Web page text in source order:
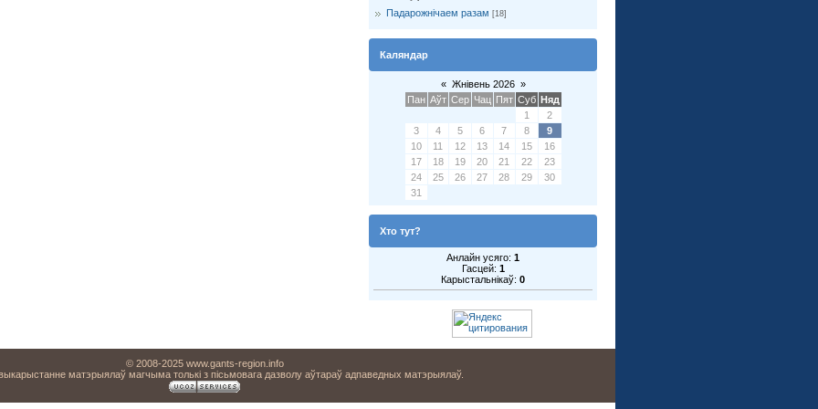
Падарожнічаем разам [18]
Каляндар
« Жнівень 2026 »
Пан Аўт Сер Чац Пят Суб Няд
1
2
3
4 5 6 7 8
9
10
11 12 13 14 15
16
17
18 19 20 21 22
23
24
25 26 27 28 29
30
31
Хто тут?
Анлайн усяго: 1
Гасцей: 1
Карыстальнікаў: 0
© 2008-2025 www.gants-region.info
матэрыялаў магчыма толькі з пісьмовага дазволу аўтараў адпаведных матэрыялаў.